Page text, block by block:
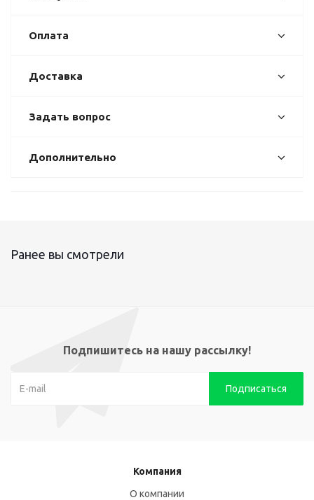
Оплата
Доставка
Задать вопрос
Дополнительно
Ранее вы смотрели
Подпишитесь на нашу рассылку!
Компания
О компании